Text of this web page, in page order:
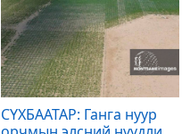
СҮХБААТАР: Ганга нуур